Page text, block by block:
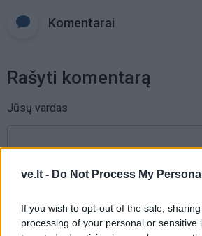
ve.lt - Do Not Process My
If you wish to opt-out of the sale,
processing of your personal or sensitive
Komentarai
Rašyti komentarą
Jūsų vardas
Komentaras